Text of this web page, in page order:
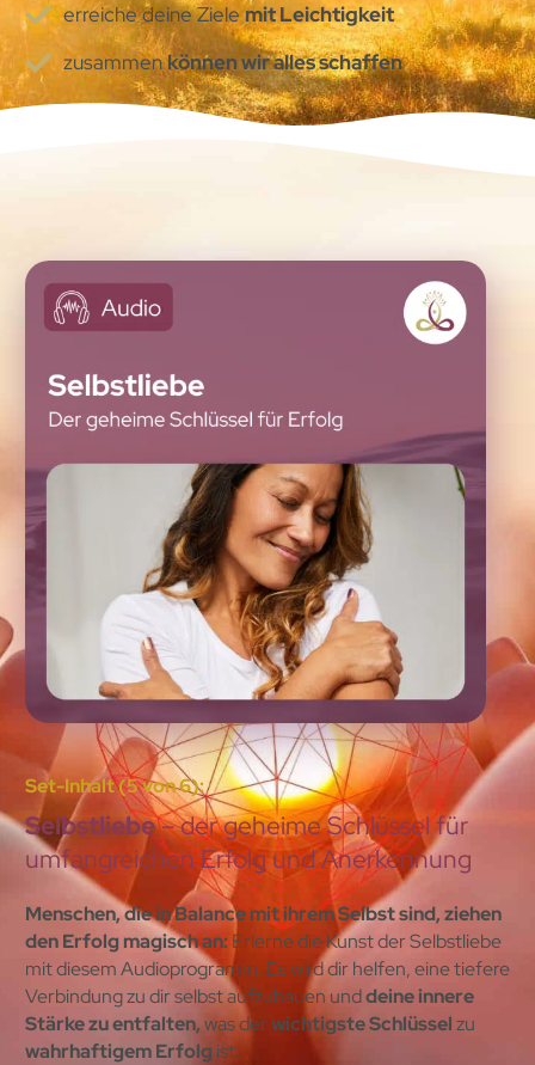
erreiche deine Zielemit Leichtigkeit
zusammenkönnen wir alles schaffen
Set-Inhalt (5 von 6):
Selbstliebe– der geheime Schlüssel für
umfangreichen Erfolg und Anerkennung
Menschen, die in Balance mit ihrem Selbst sind, ziehen
den Erfolg magisch an:Erlerne die Kunst der Selbstliebe
mit diesem Audioprogramm. Es wird dir helfen, eine tiefere
Verbindung zu dir selbst aufzubauen unddeine innere
Stärke zu entfalten,was derwichtigste Schlüsselzu
wahrhaftigem Erfolgist.